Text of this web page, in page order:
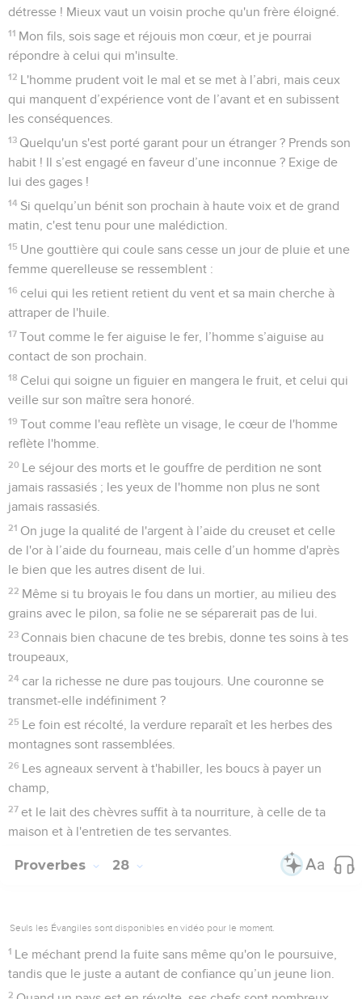
détresse ! Mieux vaut un voisin proche qu'un frère éloigné.
11 Mon fils, sois sage et réjouis mon cœur, et je pourrai
répondre à celui qui m'insulte.
12 L'homme prudent voit le mal et se met à l’abri, mais ceux
qui manquent d’expérience vont de l’avant et en subissent
les conséquences.
13 Quelqu'un s'est porté garant pour un étranger ? Prends son
habit ! Il s’est engagé en faveur d’une inconnue ? Exige de
lui des gages !
14 Si quelqu’un bénit son prochain à haute voix et de grand
matin, c'est tenu pour une malédiction.
15 Une gouttière qui coule sans cesse un jour de pluie et une
femme querelleuse se ressemblent :
16 celui qui les retient retient du vent et sa main cherche à
attraper de l'huile.
17 Tout comme le fer aiguise le fer, l’homme s’aiguise au
contact de son prochain.
18 Celui qui soigne un figuier en mangera le fruit, et celui qui
veille sur son maître sera honoré.
19 Tout comme l'eau reflète un visage, le cœur de l'homme
reflète l'homme.
20 Le séjour des morts et le gouffre de perdition ne sont
jamais rassasiés ; les yeux de l'homme non plus ne sont
jamais rassasiés.
21 On juge la qualité de l'argent à l’aide du creuset et celle
de l'or à l’aide du fourneau, mais celle d’un homme d'après
le bien que les autres disent de lui.
22 Même si tu broyais le fou dans un mortier, au milieu des
grains avec le pilon, sa folie ne se séparerait pas de lui.
23 Connais bien chacune de tes brebis, donne tes soins à tes
troupeaux,
24 car la richesse ne dure pas toujours. Une couronne se
transmet-elle indéfiniment ?
25 Le foin est récolté, la verdure reparaît et les herbes des
montagnes sont rassemblées.
26 Les agneaux servent à t'habiller, les boucs à payer un
champ,
27 et le lait des chèvres suffit à ta nourriture, à celle de ta
maison et à l'entretien de tes servantes.
Proverbes 28
Seuls les Évangiles sont disponibles en vidéo pour le moment.
1 Le méchant prend la fuite sans même qu'on le poursuive,
tandis que le juste a autant de confiance qu’un jeune lion.
2